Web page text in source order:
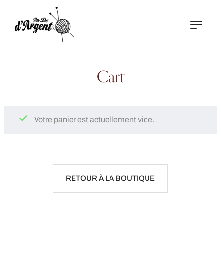
Cart
Votre panier est actuellement vide.
RETOUR À LA BOUTIQUE